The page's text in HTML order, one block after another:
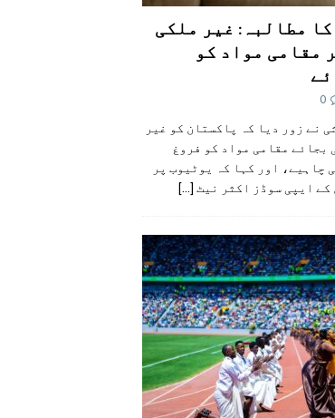
مطالبہ: غیر ملکی
مقامی مواد کو
0
نے زور دیا کہ پاکستان کو غیر
بجائے مقامی مواد کو فروغ
چاہیے، اور کہا کہ یوٹیوب پر
کے ایپی سوڈز اکثر نیٹ [...]